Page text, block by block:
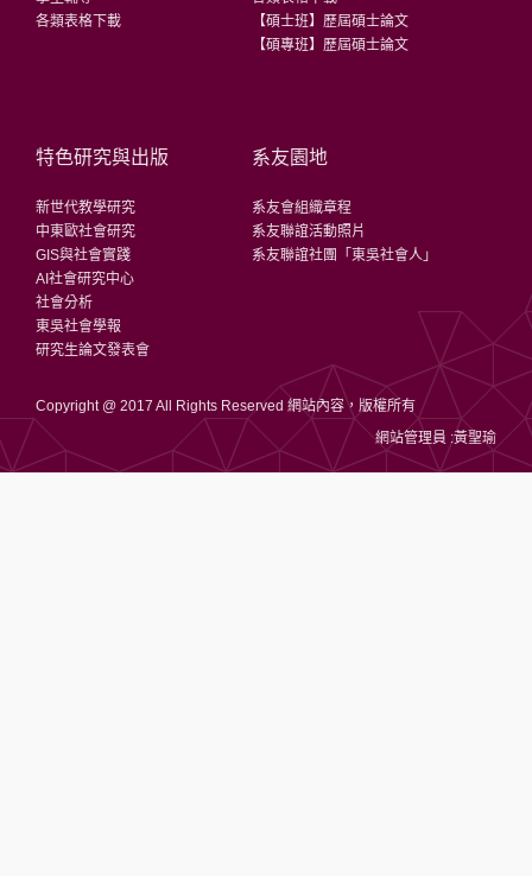
各類表格下載
【碩士班】歷屆碩士論文
【碩專班】歷屆碩士論文
特色研究與出版
新世代教學研究
中東歐社會研究
GIS與社會實踐
AI社會研究中心
社會分析
東吳社會學報
研究生論文發表會
系友園地
系友會組織章程
系友聯誼活動照片
系友聯誼社團「東吳社會人」
Copyright @ 2017 All Rights Reserved 網站內容，版權所有
網站管理員 :黃聖瑜